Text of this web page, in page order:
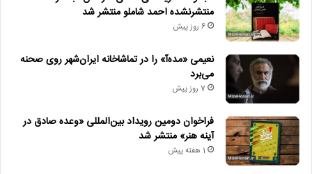
منتشرنشده احمد شاملو منتشر شد
6 روز پیش
نعیمی «مده‌آ» را در تماشاخانه ایران‌شهر روی صحنه
می‌برد
7 روز پیش
فراخوان دومین رویداد بین‌المللی «وعده صادق در
آینه هنر» منتشر شد
1 هفته پیش